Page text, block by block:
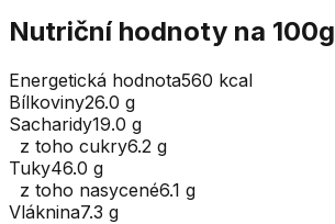
Nutriční hodnoty na 100g
Energetická hodnota560 kcal
Bílkoviny26.0 g
Sacharidy19.0 g
z toho cukry6.2 g
Tuky46.0 g
z toho nasycené6.1 g
Vláknina7.3 g